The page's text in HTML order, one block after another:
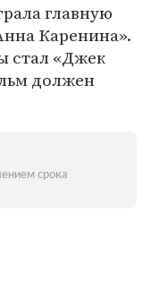
главную
Каренина».
стал «Джек
должен
срока